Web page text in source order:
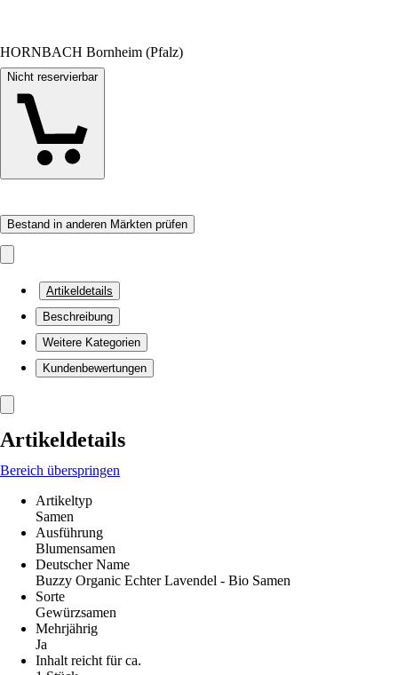
HORNBACH Bornheim (Pfalz)
Nicht reservierbar
Bestand in anderen Märkten prüfen
Artikeldetails
Beschreibung
Weitere Kategorien
Kundenbewertungen
Artikeldetails
Bereich überspringen
Artikeltyp
Samen
Ausführung
Blumensamen
Deutscher Name
Buzzy Organic Echter Lavendel - Bio Samen
Sorte
Gewürzsamen
Mehrjährig
Ja
Inhalt reicht für ca.